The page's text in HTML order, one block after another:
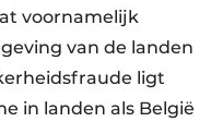
voornamelijk
van de landen
ligt
in landen als België